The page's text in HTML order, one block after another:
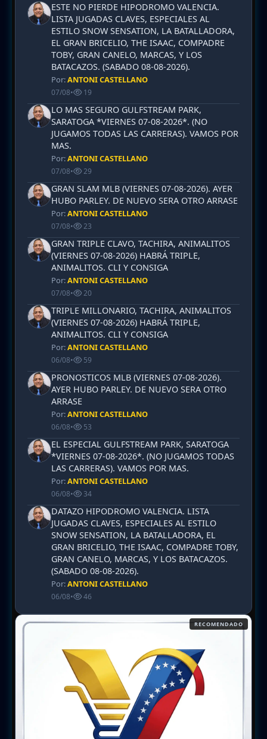
ESTE NO PIERDE HIPODROMO VALENCIA.
LISTA JUGADAS CLAVES, ESPECIALES AL
ESTILO SNOW SENSATION, LA BATALLADORA,
EL GRAN BRICELIO, THE ISAAC, COMPADRE
TOBY, GRAN CANELO, MARCAS, Y LOS
BATACAZOS. (SABADO 08-08-2026).
Por:ANTONI CASTELLANO
07/08• 19
LO MAS SEGURO GULFSTREAM PARK,
SARATOGA *VIERNES 07-08-2026*. (NO
JUGAMOS TODAS LAS CARRERAS). VAMOS POR
MAS.
Por:ANTONI CASTELLANO
07/08• 29
GRAN SLAM MLB (VIERNES 07-08-2026). AYER
HUBO PARLEY. DE NUEVO SERA OTRO ARRASE
Por:ANTONI CASTELLANO
07/08• 23
GRAN TRIPLE CLAVO, TACHIRA, ANIMALITOS
(VIERNES 07-08-2026) HABRÁ TRIPLE,
ANIMALITOS. CLI Y CONSIGA
Por:ANTONI CASTELLANO
07/08• 20
TRIPLE MILLONARIO, TACHIRA, ANIMALITOS
(VIERNES 07-08-2026) HABRÁ TRIPLE,
ANIMALITOS. CLI Y CONSIGA
Por:ANTONI CASTELLANO
06/08• 59
PRONOSTICOS MLB (VIERNES 07-08-2026).
AYER HUBO PARLEY. DE NUEVO SERA OTRO
ARRASE
Por:ANTONI CASTELLANO
06/08• 53
EL ESPECIAL GULFSTREAM PARK, SARATOGA
*VIERNES 07-08-2026*. (NO JUGAMOS TODAS
LAS CARRERAS). VAMOS POR MAS.
Por:ANTONI CASTELLANO
06/08• 34
DATAZO HIPODROMO VALENCIA. LISTA
JUGADAS CLAVES, ESPECIALES AL ESTILO
SNOW SENSATION, LA BATALLADORA, EL
GRAN BRICELIO, THE ISAAC, COMPADRE TOBY,
GRAN CANELO, MARCAS, Y LOS BATACAZOS.
(SABADO 08-08-2026).
Por:ANTONI CASTELLANO
06/08• 46
RECOMENDADO